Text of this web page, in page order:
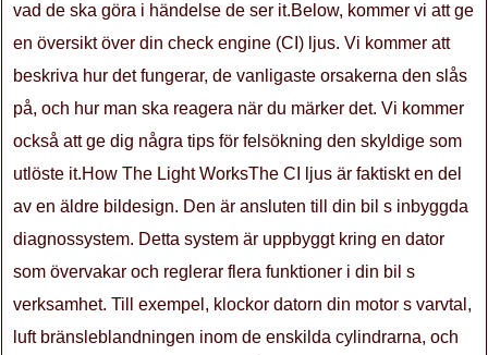
vad de ska göra i händelse de ser it.Below, kommer vi att ge
en översikt över din check engine (CI) ljus. Vi kommer att
beskriva hur det fungerar, de vanligaste orsakerna den slås
på, och hur man ska reagera när du märker det. Vi kommer
också att ge dig några tips för felsökning den skyldige som
utlöste it.How The Light WorksThe CI ljus är faktiskt en del
av en äldre bildesign. Den är ansluten till din bil s inbyggda
diagnossystem. Detta system är uppbyggt kring en dator
som övervakar och reglerar flera funktioner i din bil s
verksamhet. Till exempel, klockor datorn din motor s varvtal,
luft bränsleblandningen inom de enskilda cylindrarna, och